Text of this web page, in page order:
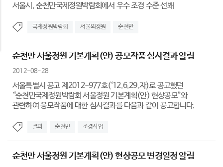
서울시, 순천만국제정원박람회에서 우수 조경 수준 선봬
국제정원박람회 서울의정원 순천만
순천만 서울정원 기본계획(안) 공모작품 심사결과 알림
2012-08-28
서울특별시 공고 제2012-977호(‘12.6.29.자)로 공고했던
“순천만국제정원박람회 서울정원 기본계획(안) 현상공모”와
관련하여 응모작품에 대한 심사결과를 다음과 같이 공고합니다.
결과 순천만 조경사업
순천만 서울정원 기본계획(안) 현상공모 변경일정 알림